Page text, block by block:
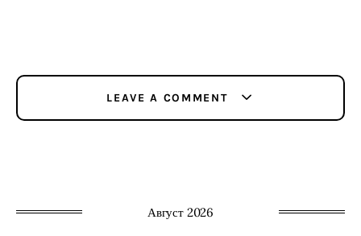
LEAVE A COMMENT
Август 2026